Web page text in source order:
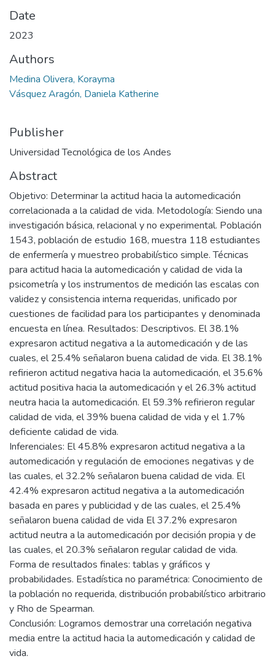
Date
2023
Authors
Medina Olivera, Korayma
Vásquez Aragón, Daniela Katherine
Publisher
Universidad Tecnológica de los Andes
Abstract
Objetivo: Determinar la actitud hacia la automedicación
correlacionada a la calidad de vida. Metodología: Siendo una
investigación básica, relacional y no experimental. Población
1543, población de estudio 168, muestra 118 estudiantes
de enfermería y muestreo probabilístico simple. Técnicas
para actitud hacia la automedicación y calidad de vida la
psicometría y los instrumentos de medición las escalas con
validez y consistencia interna requeridas, unificado por
cuestiones de facilidad para los participantes y denominada
encuesta en línea. Resultados: Descriptivos. El 38.1%
expresaron actitud negativa a la automedicación y de las
cuales, el 25.4% señalaron buena calidad de vida. El 38.1%
refirieron actitud negativa hacia la automedicación, el 35.6%
actitud positiva hacia la automedicación y el 26.3% actitud
neutra hacia la automedicación. El 59.3% refirieron regular
calidad de vida, el 39% buena calidad de vida y el 1.7%
deficiente calidad de vida.
Inferenciales: El 45.8% expresaron actitud negativa a la
automedicación y regulación de emociones negativas y de
las cuales, el 32.2% señalaron buena calidad de vida. El
42.4% expresaron actitud negativa a la automedicación
basada en pares y publicidad y de las cuales, el 25.4%
señalaron buena calidad de vida El 37.2% expresaron
actitud neutra a la automedicación por decisión propia y de
las cuales, el 20.3% señalaron regular calidad de vida.
Forma de resultados finales: tablas y gráficos y
probabilidades. Estadística no paramétrica: Conocimiento de
la población no requerida, distribución probabilístico arbitrario
y Rho de Spearman.
Conclusión: Logramos demostrar una correlación negativa
media entre la actitud hacia la automedicación y calidad de
vida.